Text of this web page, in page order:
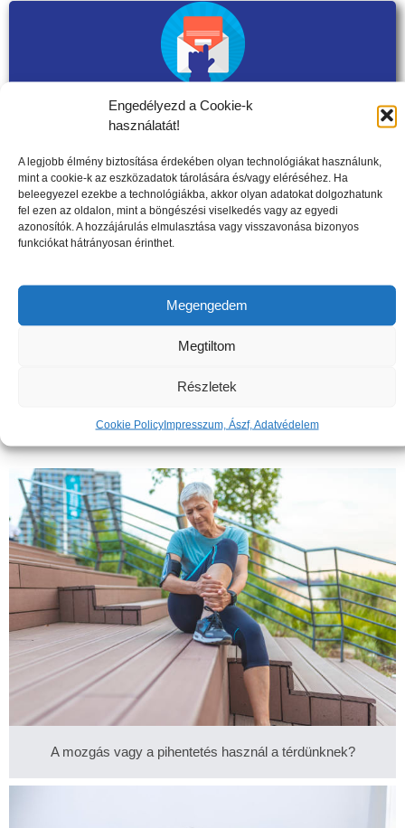
Engedélyezd a Cookie-k
használatát!
A legjobb élmény biztosítása érdekében olyan technológiákat használunk,
mint a cookie-k az eszközadatok tárolására és/vagy eléréséhez. Ha
beleegyezel ezekbe a technológiákba, akkor olyan adatokat dolgozhatunk
fel ezen az oldalon, mint a böngészési viselkedés vagy az egyedi
azonosítók. A hozzájárulás elmulasztása vagy visszavonása bizonyos
funkciókat hátrányosan érinthet.
Megengedem
Megtiltom
Részletek
Cookie PolicyImpresszum, Ászf, Adatvédelem
Szeretne értesülni aktuális ajánlatainkról,
akcióinkról?
Kérje ingyenes hírleveleinket!
E-mail
Érdekel
Hasznos cikkek
A mozgás vagy a pihentetés használ a térdünknek?